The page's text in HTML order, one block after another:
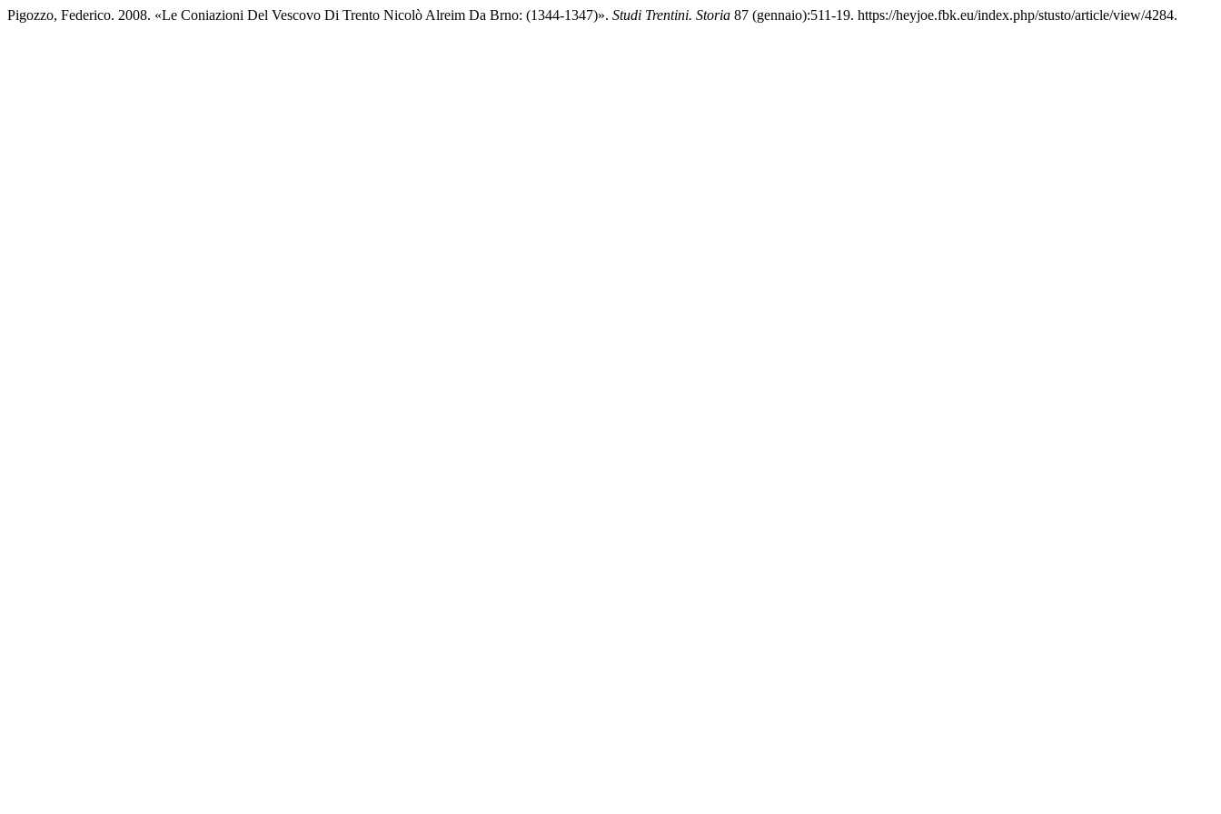
Pigozzo, Federico. 2008. «Le Coniazioni Del Vescovo Di Trento Nicolò Alreim Da Brno: (1344-1347)». Studi Trentini. Storia 87 (gennaio):511-19. https://heyjoe.fbk.eu/index.php/stusto/article/view/4284.